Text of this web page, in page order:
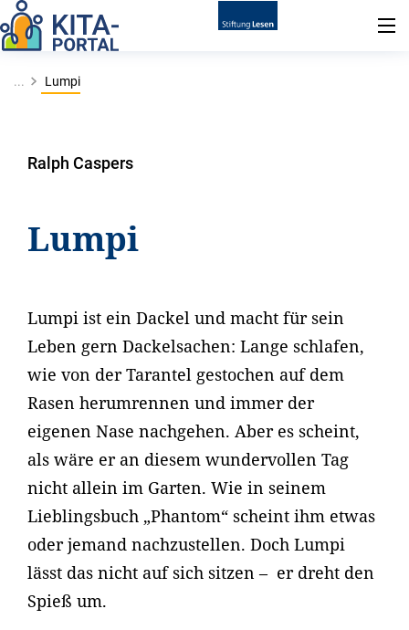
... Lumpi
Ralph Caspers
Lumpi
Lumpi ist ein Dackel und macht für sein
Leben gern Dackelsachen: Lange schlafen,
wie von der Tarantel gestochen auf dem
Rasen herumrennen und immer der
eigenen Nase nachgehen. Aber es scheint,
als wäre er an diesem wundervollen Tag
nicht allein im Garten. Wie in seinem
Lieblingsbuch „Phantom“ scheint ihm etwas
oder jemand nachzustellen. Doch Lumpi
lässt das nicht auf sich sitzen – er dreht den
Spieß um.